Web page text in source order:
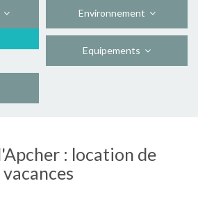
Environnement
Equipements
: location de